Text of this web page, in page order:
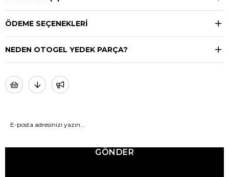
ÖDEME SEÇENEKLERI
NEDEN OTOGEL YEDEK PARÇA?
GÖNDER